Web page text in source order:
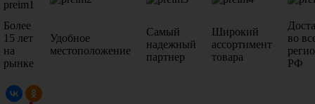
Более
15 лет
на
рынке
Удобное
местоположение
Самый
надежный
партнер
Широкий
ассортимент
товара
во
РФ